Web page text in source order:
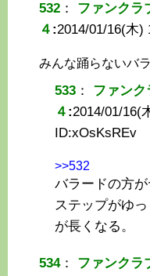
532 ： ファンクラ
４ :2014/01/16(木)
みんな踊らないバ
533 ： ファンク
４ :2014/01/16(
ID:xOsKsREv
>>532
バラードの方が
ステップがゆ
が長くなる。
534： ファンクラ